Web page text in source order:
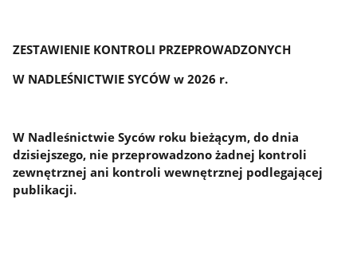
ZESTAWIENIE KONTROLI PRZEPROWADZONYCH
W NADLEŚNICTWIE SYCÓW w 2026 r.
W Nadleśnictwie Syców roku bieżącym, do dnia
dzisiejszego, nie przeprowadzono żadnej kontroli
zewnętrznej ani kontroli wewnętrznej podlegającej
publikacji.